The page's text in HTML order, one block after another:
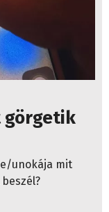
görgetik
unokája mit